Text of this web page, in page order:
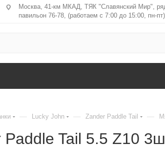
Москва, 41-км МКАД, ТЯК "Славянский Мир",
павильон 76-78, (работаем с 7:00 до 15:00, пн-пт)
— Lucky John — Zander Paddle Tail —
Tail 5.5 Z10